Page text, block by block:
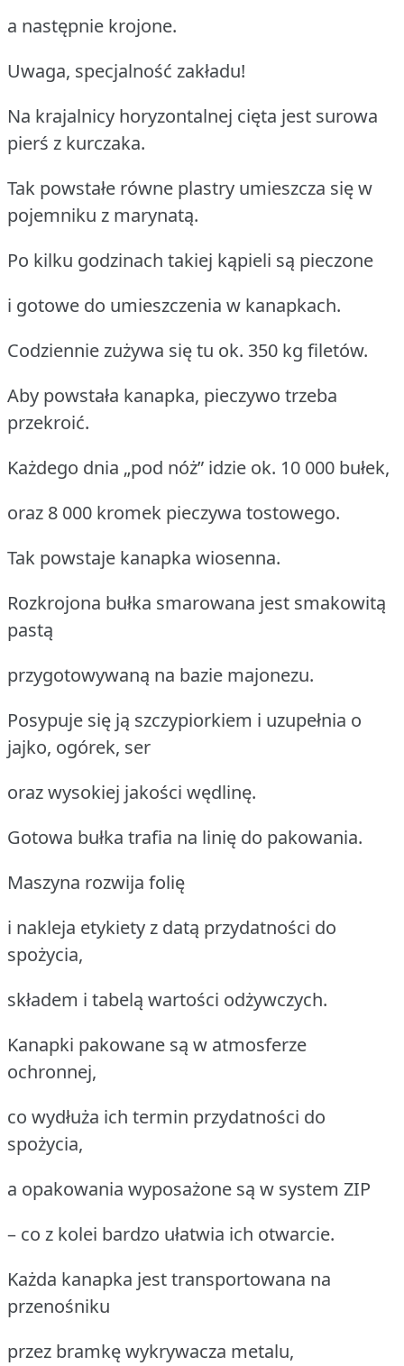
a następnie krojone.
Uwaga, specjalność zakładu!
Na krajalnicy horyzontalnej cięta jest surowa
pierś z kurczaka.
Tak powstałe równe plastry umieszcza się w
pojemniku z marynatą.
Po kilku godzinach takiej kąpieli są pieczone
i gotowe do umieszczenia w kanapkach.
Codziennie zużywa się tu ok. 350 kg filetów.
Aby powstała kanapka, pieczywo trzeba
przekroić.
Każdego dnia „pod nóż” idzie ok. 10 000 bułek,
oraz 8 000 kromek pieczywa tostowego.
Tak powstaje kanapka wiosenna.
Rozkrojona bułka smarowana jest smakowitą
pastą
przygotowywaną na bazie majonezu.
Posypuje się ją szczypiorkiem i uzupełnia o
jajko, ogórek, ser
oraz wysokiej jakości wędlinę.
Gotowa bułka trafia na linię do pakowania.
Maszyna rozwija folię
i nakleja etykiety z datą przydatności do
spożycia,
składem i tabelą wartości odżywczych.
Kanapki pakowane są w atmosferze
ochronnej,
co wydłuża ich termin przydatności do
spożycia,
a opakowania wyposażone są w system ZIP
– co z kolei bardzo ułatwia ich otwarcie.
Każda kanapka jest transportowana na
przenośniku
przez bramkę wykrywacza metalu,